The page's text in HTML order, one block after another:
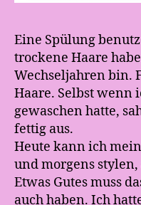
Eine Spülung
trockene Haare
Wechseljahren bin.
Haare. Selbst wenn
gewaschen hatte,
fettig aus.
Heute kann ich
und morgens
Etwas Gutes muss
auch haben. Ich